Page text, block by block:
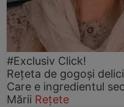
#Exclusiv Click!
Rețeta de gogoşi
Care e ingredientul
Mării Rețete